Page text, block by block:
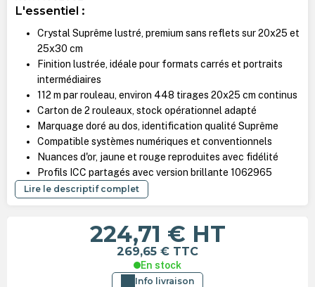
L'essentiel :
Crystal Suprême lustré, premium sans reflets sur 20x25 et
25x30 cm
Finition lustrée, idéale pour formats carrés et portraits
intermédiaires
112 m par rouleau, environ 448 tirages 20x25 cm continus
Carton de 2 rouleaux, stock opérationnel adapté
Marquage doré au dos, identification qualité Suprême
Compatible systèmes numériques et conventionnels
Nuances d'or, jaune et rouge reproduites avec fidélité
Profils ICC partagés avec version brillante 1062965
Lire le descriptif complet
224,71 € HT
269,65 € TTC
En stock
Info livraison